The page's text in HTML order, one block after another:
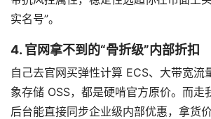
实名号”。
4. 官网拿不到的“骨折级”内部折扣
自己去官网买弹性计算 ECS、大带宽流
象存储 OSS，都是硬啃官方原价。而走
后台能直接同步企业级内部优惠，拿货